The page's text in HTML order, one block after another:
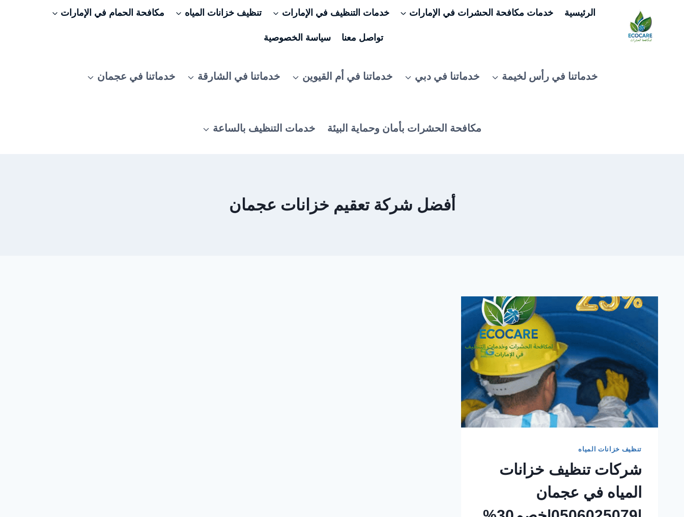
المحتوى
الرئيسية خدمات مكافحة الحشرات في الإمارات خدمات التنظيف في الإمارات تنظيف خزانات المياه مكافحة الحمام في الإمارات
تواصل معنا سياسة الخصوصية
خدماتنا في رأس لخيمة خدماتنا في دبي خدماتنا في أم القيوين خدماتنا في الشارقة خدماتنا في عجمان
مكافحة الحشرات بأمان وحماية البيئة خدمات التنظيف بالساعة
أفضل شركة تعقيم خزانات عجمان
تنظيف خزانات المياه
شركات تنظيف خزانات
المياه في عجمان